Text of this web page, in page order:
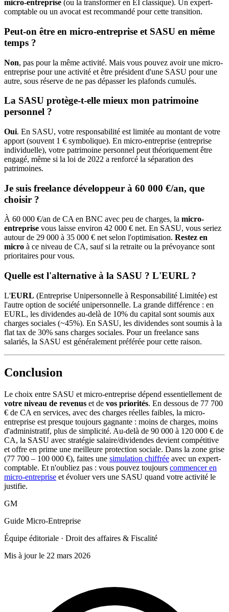
micro-entreprise (ou la transformer en EI classique). Un expert-
comptable ou un avocat est recommandé pour cette transition.
Peut-on être en micro-entreprise et SASU en même
temps ?
Non, pas pour la même activité. Mais vous pouvez avoir une micro-
entreprise pour une activité et être président d'une SASU pour une
autre, sous réserve de ne pas dépasser les plafonds cumulés.
La SASU protège-t-elle mieux mon patrimoine
personnel ?
Oui. En SASU, votre responsabilité est limitée au montant de votre
apport (souvent 1 € symbolique). En micro-entreprise (entreprise
individuelle), votre patrimoine personnel peut théoriquement être
engagé, même si la loi de 2022 a renforcé la séparation des
patrimoines.
Je suis freelance développeur à 60 000 €/an, que
choisir ?
À 60 000 €/an de CA en BNC avec peu de charges, la micro-
entreprise vous laisse environ 42 000 € net. En SASU, vous seriez
autour de 29 000 à 35 000 € net selon l'optimisation. Restez en
micro à ce niveau de CA, sauf si la retraite ou la prévoyance sont
prioritaires pour vous.
Quelle est l'alternative à la SASU ? L'EURL ?
L'EURL (Entreprise Unipersonnelle à Responsabilité Limitée) est
l'autre option de société unipersonnelle. La grande différence : en
EURL, les dividendes au-delà de 10% du capital sont soumis aux
charges sociales (~45%). En SASU, les dividendes sont soumis à la
flat tax de 30% sans charges sociales. Pour un freelance sans
salariés, la SASU est généralement préférée pour cette raison.
Conclusion
Le choix entre SASU et micro-entreprise dépend essentiellement de
votre niveau de revenus et de vos priorités. En dessous de 77 700
€ de CA en services, avec des charges réelles faibles, la micro-
entreprise est presque toujours gagnante : moins de charges, moins
d'administratif, plus de simplicité. Au-delà de 90 000 à 120 000 € de
CA, la SASU avec stratégie salaire/dividendes devient compétitive
et offre en prime une meilleure protection sociale. Dans la zone grise
(77 700 – 100 000 €), faites une simulation chiffrée avec un expert-
comptable. Et n'oubliez pas : vous pouvez toujours commencer en
micro-entreprise et évoluer vers une SASU quand votre activité le
justifie.
GM
Guide Micro-Entreprise
Équipe éditoriale · Droit des affaires & Fiscalité
Mis à jour le 22 mars 2026